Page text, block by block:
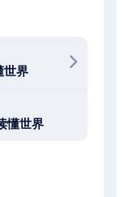
世界
懂世界